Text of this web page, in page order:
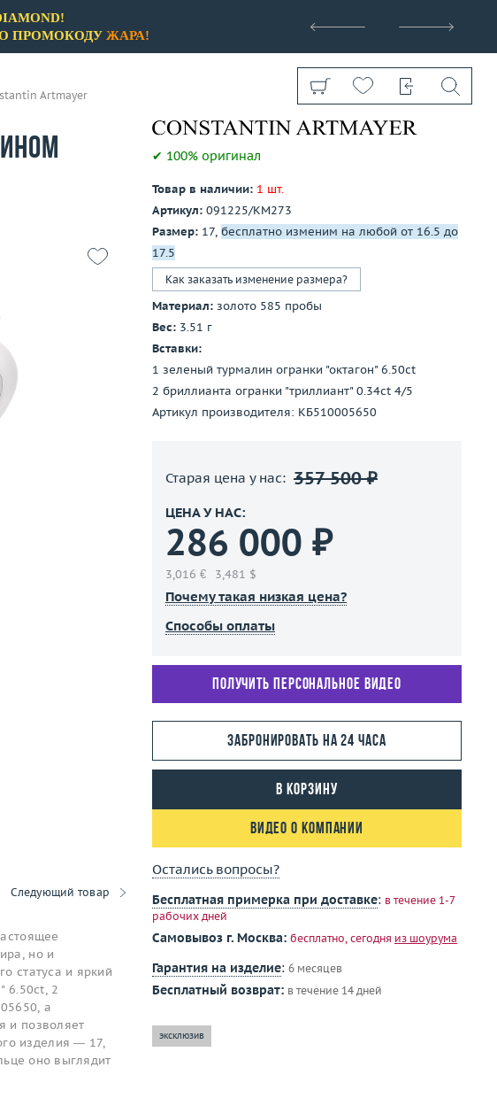
ПРОМОКОДУ ЖАРА!
Показать все
Artmayer
Следующий товар
но и
статуса и яркий
6.50ct, 2
а
и позволяет
изделия — 17,
оно выглядит
✔ 100% оригинал
Товар в наличии: 1 шт.
Артикул: 091225/КМ273
Размер: 17, бесплатно изменим на любой от 16.5 до
17.5
Как заказать изменение размера?
Материал: золото 585 пробы
Вес: 3.51 г
Вставки:
1 зеленый турмалин огранки "октагон" 6.50ct
2 бриллианта огранки "триллиант" 0.34ct 4/5
Артикул производителя: КБ510005650
Старая цена у нас: 357 500 ₽
ЦЕНА У НАС:
286 000 ₽
3,016 € 3,481 $
Почему такая низкая цена?
Способы оплаты
Получить персональное видео
Забронировать на 24 часа
В корзину
Видео о компании
Остались вопросы?
Бесплатная примерка при доставке: в течение 1-7
рабочих дней
Самовывоз г. Москва: бесплатно, сегодня из шоурума
Гарантия на изделие: 6 месяцев
Бесплатный возврат: в течение 14 дней
эксклюзив